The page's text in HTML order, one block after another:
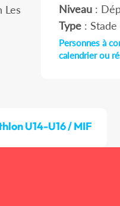
Les
Niveau :
Type :
Personnes à
calendrier ou
U14-U16 / MIF